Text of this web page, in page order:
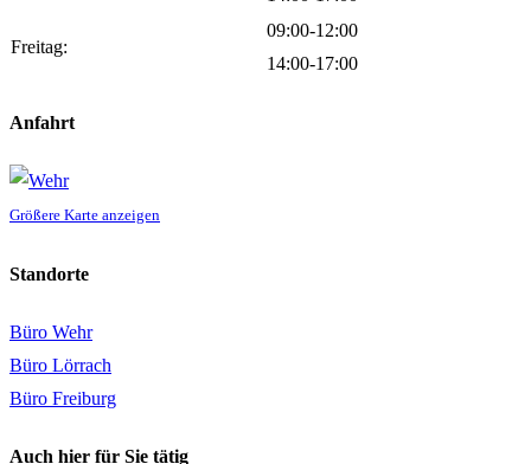
Freitag:
09:00-12:00
14:00-17:00
Anfahrt
Größere Karte anzeigen
Standorte
Büro Wehr
Büro Lörrach
Büro Freiburg
Auch hier für Sie tätig